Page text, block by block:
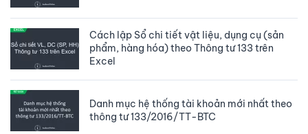
Cách lập Sổ chi tiết vật liệu, dụng cụ (sản
phẩm, hàng hóa) theo Thông tư 133 trên
Excel
Danh mục hệ thống tài khoản mới nhất theo
thông tư 133/2016/TT-BTC